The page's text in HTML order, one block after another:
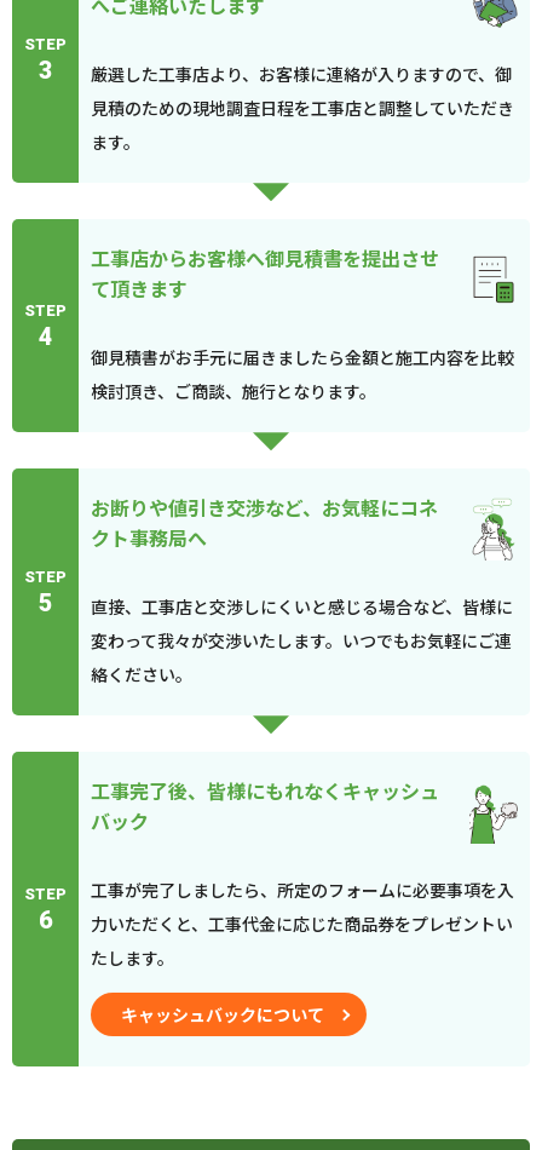
STEP
3
厳選した工事店より、お客様に連絡が入りますので、御
見積のための現地調査日程を工事店と調整していただき
ます。
STEP
4
工事店からお客様へ御見積書を提出させ
て頂きます
御見積書がお手元に届きましたら金額と施工内容を比較
検討頂き、ご商談、施行となります。
STEP
5
お断りや値引き交渉など、お気軽にコネ
クト事務局へ
直接、工事店と交渉しにくいと感じる場合など、皆様に
変わって我々が交渉いたします。いつでもお気軽にご連
絡ください。
STEP
6
工事完了後、皆様にもれなくキャッシュ
バック
工事が完了しましたら、所定のフォームに必要事項を入
力いただくと、工事代金に応じた商品券をプレゼントい
たします。
キャッシュバックについて